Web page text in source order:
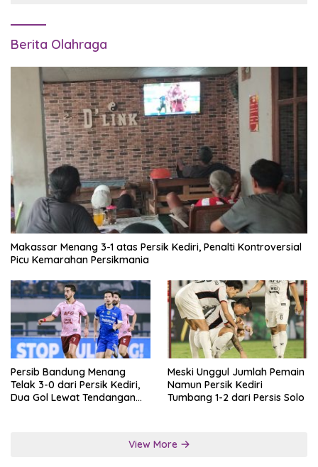
Berita Olahraga
Makassar Menang 3-1 atas Persik Kediri, Penalti Kontroversial
Picu Kemarahan Persikmania
Persib Bandung Menang
Telak 3-0 dari Persik Kediri,
Dua Gol Lewat Tendangan
Meski Unggul Jumlah Pemain
Namun Persik Kediri
Tumbang 1-2 dari Persis Solo
View More